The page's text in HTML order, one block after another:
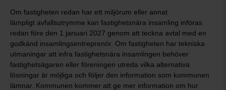
Om fastigheten redan har ett miljörum eller annat
lämpligt avfallsutrymme kan fastighetsnära insamling införas
redan före den 1 januari 2027 genom att teckna avtal med en
godkänd insamlingsentreprenör. Om fastigheten har tekniska
utmaningar att infra fastighetsnära insamlingen behöver
fastighetsägaren eller föreningen utreda vilka alternativa
lösningar är möjliga och följer den information som kommunen
lämnar. Kommunen kommer att ge mer information om hur